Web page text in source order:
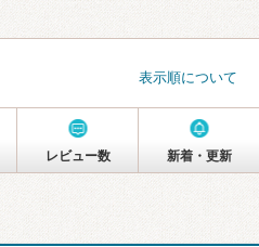
表示順について
レビュー数 新着・更新